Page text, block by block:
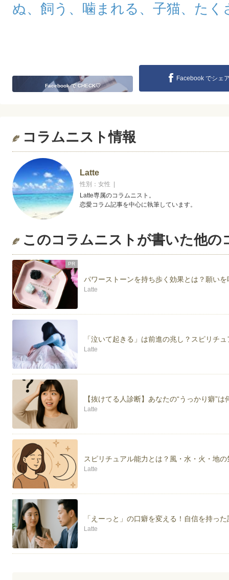
ぬ、飼う、噛まれる、子猫、たく
Facebook で CHECK♡
Facebook でシェ
コラムニスト情報
Latte
性別：女性 |
Latte専属のコラムニスト。
恋愛コラム記事を中心に執筆しています。
このコラムニストが書いた他の
PR
パワーストーンを持ち歩く効果とは？願い
Latte
「泣いて起きる」は前進の兆し？スピリチ
Latte
【抜けてる人診断】あなたの“うっかり癖”
Latte
スピリチュアル能力とは？風・水・火・地
Latte
「えーっと」の口癖を変える！自信を持っ
Latte